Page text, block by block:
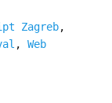
Zagreb,
, Web